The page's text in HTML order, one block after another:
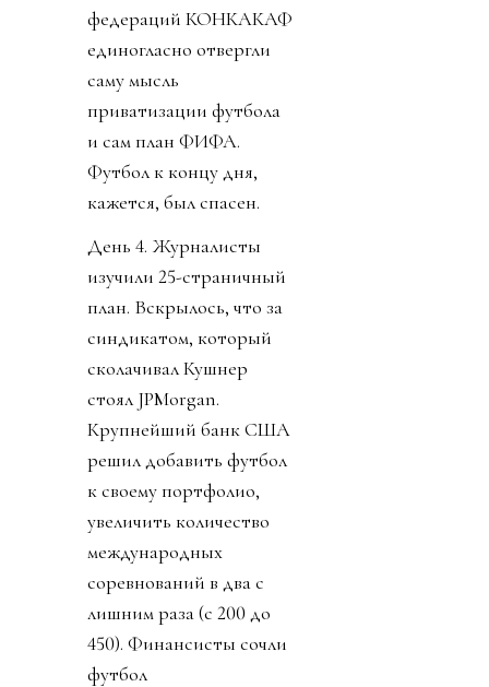
федераций КОНКАКАФ
единогласно отвергли
саму мысль
приватизации футбола
и сам план ФИФА.
Футбол к концу дня,
кажется, был спасен.
День 4. Журналисты
изучили 25-страничный
план. Вскрылось, что за
синдикатом, который
сколачивал Кушнер
стоял JPMorgan.
Крупнейший банк США
решил добавить футбол
к своему портфолио,
увеличить количество
международных
соревнований в два с
лишним раза (с 200 до
450). Финансисты сочли
футбол